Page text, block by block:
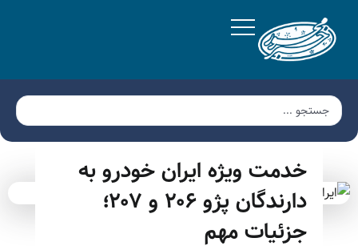
خدمت ویژه ایران خودرو به
دارندگان پژو ۲۰۶ و ۲۰۷؛
جزئیات مهم